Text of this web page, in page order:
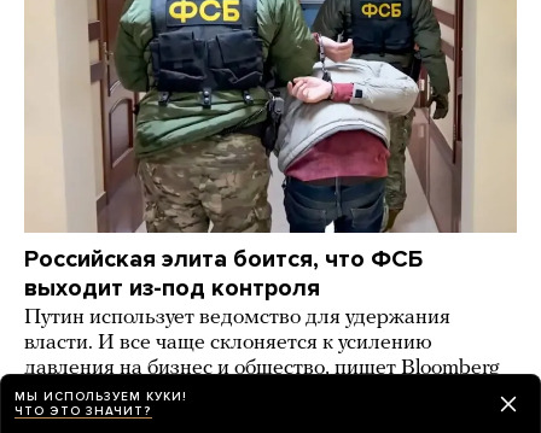
Российская элита боится, что ФСБ
выходит из-под контроля
Путин использует ведомство для удержания
власти. И все чаще склоняется к усилению
давления на бизнес и общество, пишет Bloomberg
НОВОСТИ 2 дня назад
МЫ ИСПОЛЬЗУЕМ КУКИ!
ЧТО ЭТО ЗНАЧИТ?